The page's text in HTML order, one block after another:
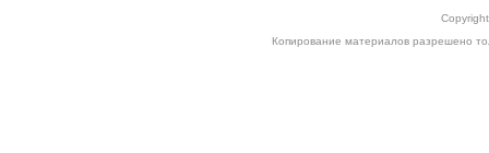
Копирование материалов разрешено